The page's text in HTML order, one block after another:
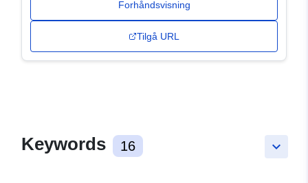
Forhåndsvisning
Tilgå URL
keyboard_arrow_down
Keywords 16